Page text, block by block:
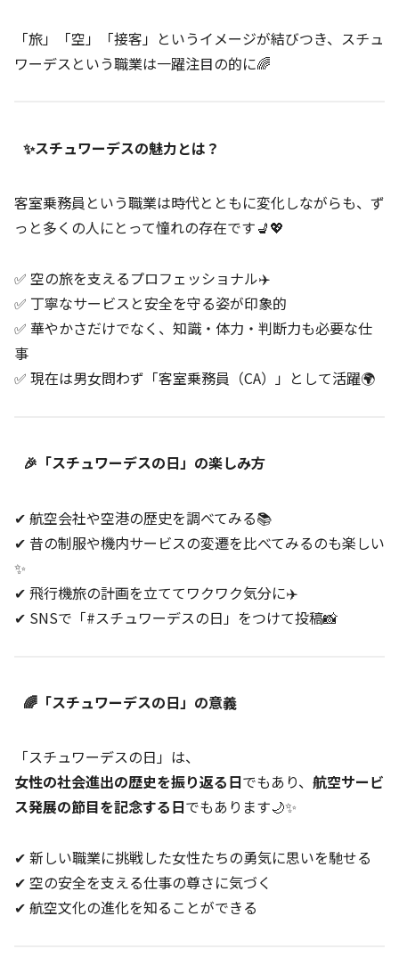
「旅」「空」「接客」というイメージが結びつき、スチュ
ワーデスという職業は一躍注目の的に🌈
✨スチュワーデスの魅力とは？
客室乗務員という職業は時代とともに変化しながらも、ず
っと多くの人にとって憧れの存在です💺💖
✅ 空の旅を支えるプロフェッショナル✈️
✅ 丁寧なサービスと安全を守る姿が印象的
✅ 華やかさだけでなく、知識・体力・判断力も必要な仕
事
✅ 現在は男女問わず「客室乗務員（CA）」として活躍🌍
🎉「スチュワーデスの日」の楽しみ方
✔ 航空会社や空港の歴史を調べてみる📚
✔ 昔の制服や機内サービスの変遷を比べてみるのも楽しい
✨
✔ 飛行機旅の計画を立ててワクワク気分に✈️
✔ SNSで「#スチュワーデスの日」をつけて投稿📸
🌈「スチュワーデスの日」の意義
「スチュワーデスの日」は、
女性の社会進出の歴史を振り返る日でもあり、 航空サービ
ス発展の節目を記念する日でもあります🌙✨
✔ 新しい職業に挑戦した女性たちの勇気に思いを馳せる
✔ 空の安全を支える仕事の尊さに気づく
✔ 航空文化の進化を知ることができる